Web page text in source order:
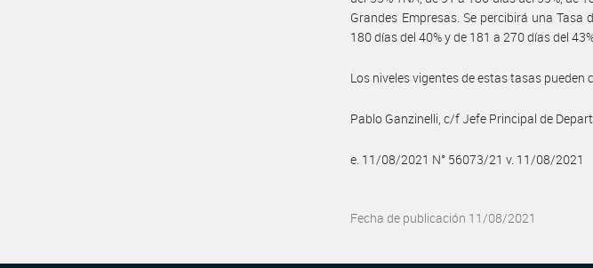
Grandes Empresas. Se percibirá una Tasa
180 días del 40% y de 181 a 270 días del
Los niveles vigentes de estas tasas
Pablo Ganzinelli, c/f Jefe Principal de
e. 11/08/2021 N° 56073/21 v. 11/08/2021
Fecha de publicación 11/08/2021